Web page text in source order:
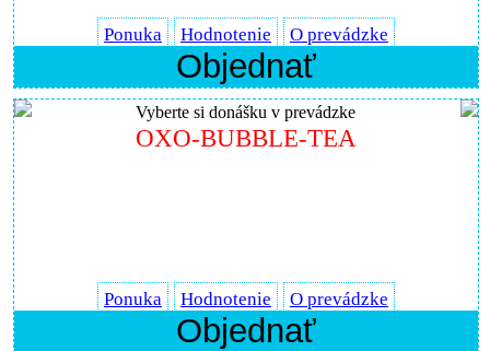
Ponuka Hodnotenie O prevádzke
Objednať
Vyberte si donášku v prevádzke
OXO-BUBBLE-TEA
Ponuka Hodnotenie O prevádzke
Objednať